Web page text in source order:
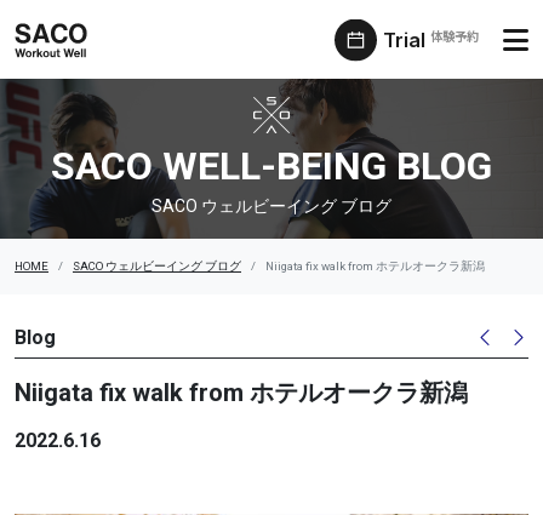
Trial 体験予約
SACO ウェルビーイング ブログ
SACO WELL-BEING BLOG
SACO ウェルビーイング ブログ
HOME SACO ウェルビーイング ブログ Niigata fix walk from ホテルオークラ新潟
Blog
Niigata fix walk from ホテルオークラ新潟
2022.6.16